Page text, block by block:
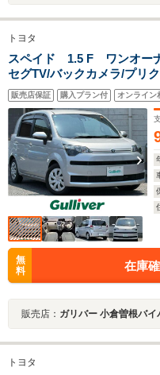
トヨタ
スペイド 1.5 F ワンオー
セグTV/バックカメラ/プリ
ディバーチャーアラート/オ
車発進告知機能/片側パワス
販売店保証 購入プラン付 オンライン
無
料
在庫
販売店： ガリバー 小倉曽根バイ
トヨタ